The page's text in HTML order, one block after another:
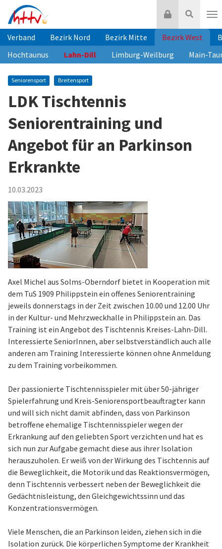
Inhalt
springen
Suche
Login
Verband Bezirk Nord Bezirk Mitte Bezirk West
Hochtaunus
Lahn-Dill Limburg-Weilburg Main-
Seniorensport Breitensport
LDK Tischtennis
Seniorentraining und
Angebot für an Parkinson
Erkrankte
10.03.2023
Axel Michel aus Solms-Oberndorf bietet in Kooperation mit
dem TuS 1909 Philippstein ein offenes Seniorentraining
jeweils donnerstags in der Zeit zwischen 10.00 und 12.00 Uhr
in der Kultur- und Mehrzweckhalle in Philippstein an. Das
Training ist ein Angebot des Tischtennis Kreises-Lahn-Dill.
Interessierte SeniorInnen, aber selbstverständlich auch alle
anderen am Training Interessierte können ohne Anmeldung
zu dem Training vorbeikommen.
Der passionierte Tischtennisspieler mit über 50-jähriger
Spielerfahrung und Kreis-Seniorensportbeauftragter kann
und will sich nicht damit abfinden, dass von Parkinson
betroffene ehemalige Tischtennisspieler wegen der
Erkrankung auf den geliebten Sport verzichten und hat es
sich nun zur Aufgabe gemacht diese aus ihrer Isolation
herauszuholen. Er weiß von der Wirkung des Tischtennis auf
die Beweglichkeit, die Motorik und das Reaktionsvermögen,
denn Tischtennis verbessert neben der Beweglichkeit die
Gedächtnisleistung, den Gleichgewichtssinn und das
Konzentrationsvermögen.
Viele Menschen, die an Parkinson leiden, ziehen sich in die
Isolation zurück. Die körperlichen Symptome der Krankheit